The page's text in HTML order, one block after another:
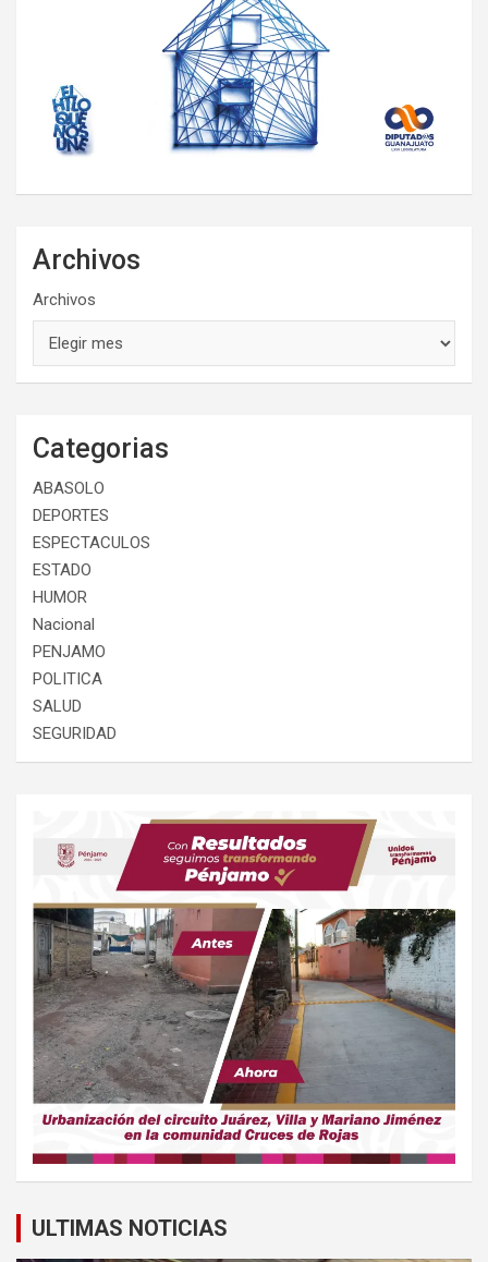
Archivos
Archivos
Categorias
ABASOLO
DEPORTES
ESPECTACULOS
ESTADO
HUMOR
Nacional
PENJAMO
POLITICA
SALUD
SEGURIDAD
ULTIMAS NOTICIAS